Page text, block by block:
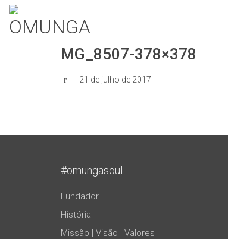
MG_8507-378×378
21 de julho de 2017
#omungasoul
Fundador
História
Missão | Visão | Valores